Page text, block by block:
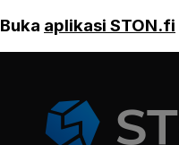
Buka aplikasi STON.fi